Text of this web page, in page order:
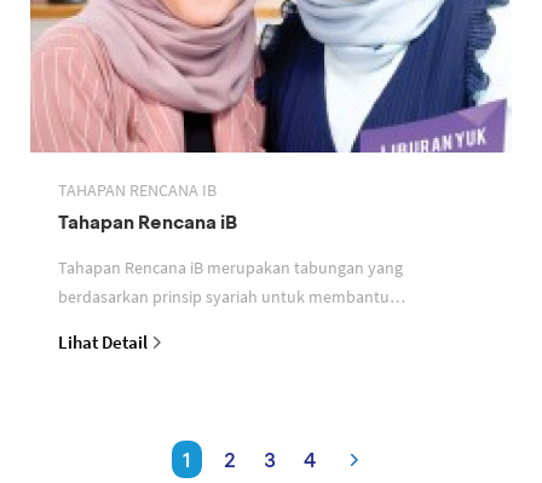
TAHAPAN RENCANA IB
Tahapan Rencana iB
Tahapan Rencana iB merupakan tabungan yang
berdasarkan prinsip syariah untuk membantu
Lihat Detail
1 2 3 4